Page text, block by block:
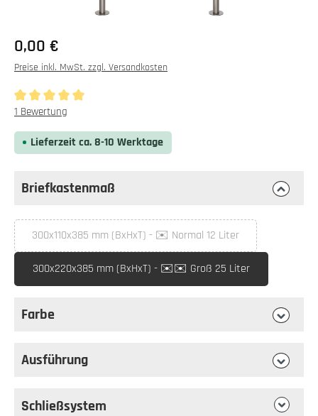
0,00 €
Preise inkl. MwSt. zzgl. Versandkosten
Durchschnittliche Bewertung von 5 von 5 Sternen
1 Bewertung
Lieferzeit ca. 8-10 Werktage
Briefkastenmaß
Briefkastenmaßauswählen
300x110x385 mm (BxHxT) - ✉️ Normal 12 Liter
(Diese Option ist zurzeit nicht verfügbar.)
300x220x385 mm (BxHxT) - ✉️✉️ Groß 25 Liter
Farbe
Ausführung
Schließsystem